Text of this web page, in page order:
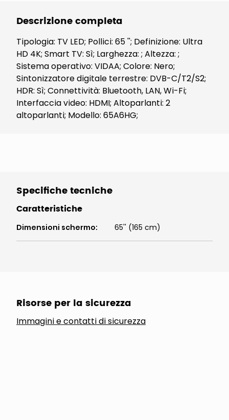
Descrizione completa
Tipologia: TV LED; Pollici: 65 ''; Definizione: Ultra
HD 4K; Smart TV: Sì; Larghezza: ; Altezza: ;
Sistema operativo: VIDAA; Colore: Nero;
Sintonizzatore digitale terrestre: DVB-C/T2/S2;
HDR: Sì; Connettività: Bluetooth, LAN, Wi-Fi;
Interfaccia video: HDMI; Altoparlanti: 2
altoparlanti; Modello: 65A6HG;
Specifiche tecniche
Caratteristiche
Dimensioni schermo: 65'' (165 cm)
Risorse per la sicurezza
Immagini e contatti di sicurezza